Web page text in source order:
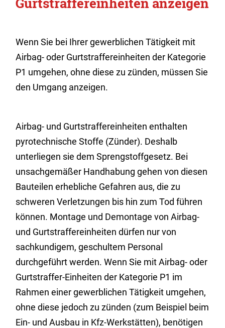
Wenn Sie bei Ihrer gewerblichen Tätigkeit mit
Airbag- oder Gurtstraffereinheiten der Kategorie
P1 umgehen, ohne diese zu zünden, müssen Sie
den Umgang anzeigen.
Airbag- und Gurtstraffereinheiten enthalten
pyrotechnische Stoffe (Zünder). Deshalb
unterliegen sie dem Sprengstoffgesetz. Bei
unsachgemäßer Handhabung gehen von diesen
Bauteilen erhebliche Gefahren aus, die zu
schweren Verletzungen bis hin zum Tod führen
können. Montage und Demontage von Airbag-
und Gurtstraffereinheiten dürfen nur von
sachkundigem, geschultem Personal
durchgeführt werden. Wenn Sie mit Airbag- oder
Gurtstraffer-Einheiten der Kategorie P1 im
Rahmen einer gewerblichen Tätigkeit umgehen,
ohne diese jedoch zu zünden (zum Beispiel beim
Ein- und Ausbau in Kfz-Werkstätten), benötigen